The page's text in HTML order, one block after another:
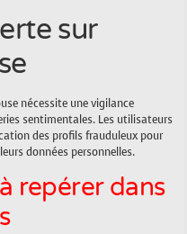
sur
nécessite une vigilance
sentimentales. Les utilisateurs
des profils frauduleux pour
données personnelles.
repérer dans